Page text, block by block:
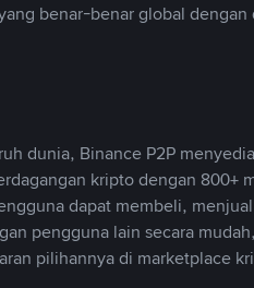
benar-benar global dengan
dunia, Binance P2P
kripto dengan 800+
dapat membeli,
pengguna lain secara
pilihannya di marketplace